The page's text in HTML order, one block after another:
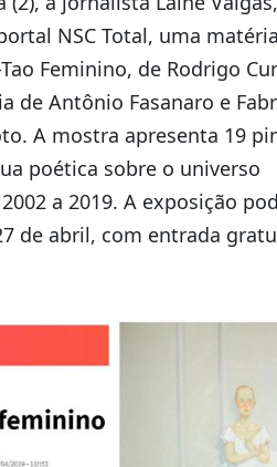
NSC Total, uma
Feminino, de Rodrigo
de Antônio Fasanaro e
A mostra apresenta 19
poética sobre o universo
a 2019. A exposição
de abril, com entrada